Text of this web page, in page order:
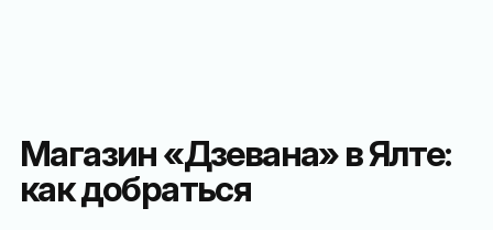
Магазин «Дзевана» в Ялте:
как добраться